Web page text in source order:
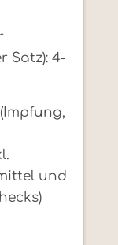
Satz): 4-
und